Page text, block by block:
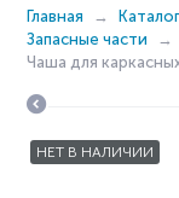
Главная Каталог
Запасные части
Чаша для
НЕТ В НАЛИЧИИ